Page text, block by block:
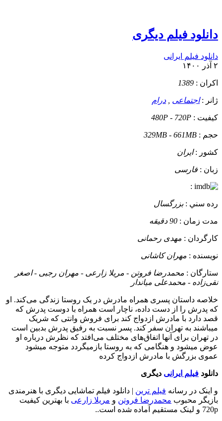
دانلود فیلم دیگری
دانلود فیلم ایرانی
۲ آذر ۱۴۰۰
اکران : 1389
ژانر :اجتماعی درام
کيفيت : 480P - 720P
حجم : 329MB - 661MB
کشور :ایران
زبان : فارسی
:
رده سني :بزرگسال
مدت زمان : 90 دقیقه
کارگردان : مهدی رحمانی
نويسنده : مهران کاشانی
ستارگان : محمدرضا فروتن - مریلا زارعی - مهران رجبی - اصغر
نقی‌زاده - محمدعلی میاندار
خلاصه داستان پسری همراه مادرش در یک روستا زندگی می‌کند. او
که پدرش را از دست داده، ناچار است همراه با دوست پدرش که
قصد دارد با مادرش ازدواج کند برای فروش وانتی که شریک
میباشند به تهران سفر کند. پسر نسبت به رفیق پدرش بدبین است
در تهران برای آنها اتفاق‌های مختلف می‌افتد که نظرش درباره او
عوض میشود و هنگامی که به روستا بازمیگردد متوجه میشود
عموی بزرگش با مادرش ازدواج کرده
دانلود فیلم ایرانی دیگری
و اینک در رسانه فیلم ترین | دانلود فیلم تماشایی دیگری با هنرمندی
بازیگر محبوب محمدرضا فروتن و مریلا زارعی با بهترین کیفیت
720p و لینک مستقیم آماده شده است..